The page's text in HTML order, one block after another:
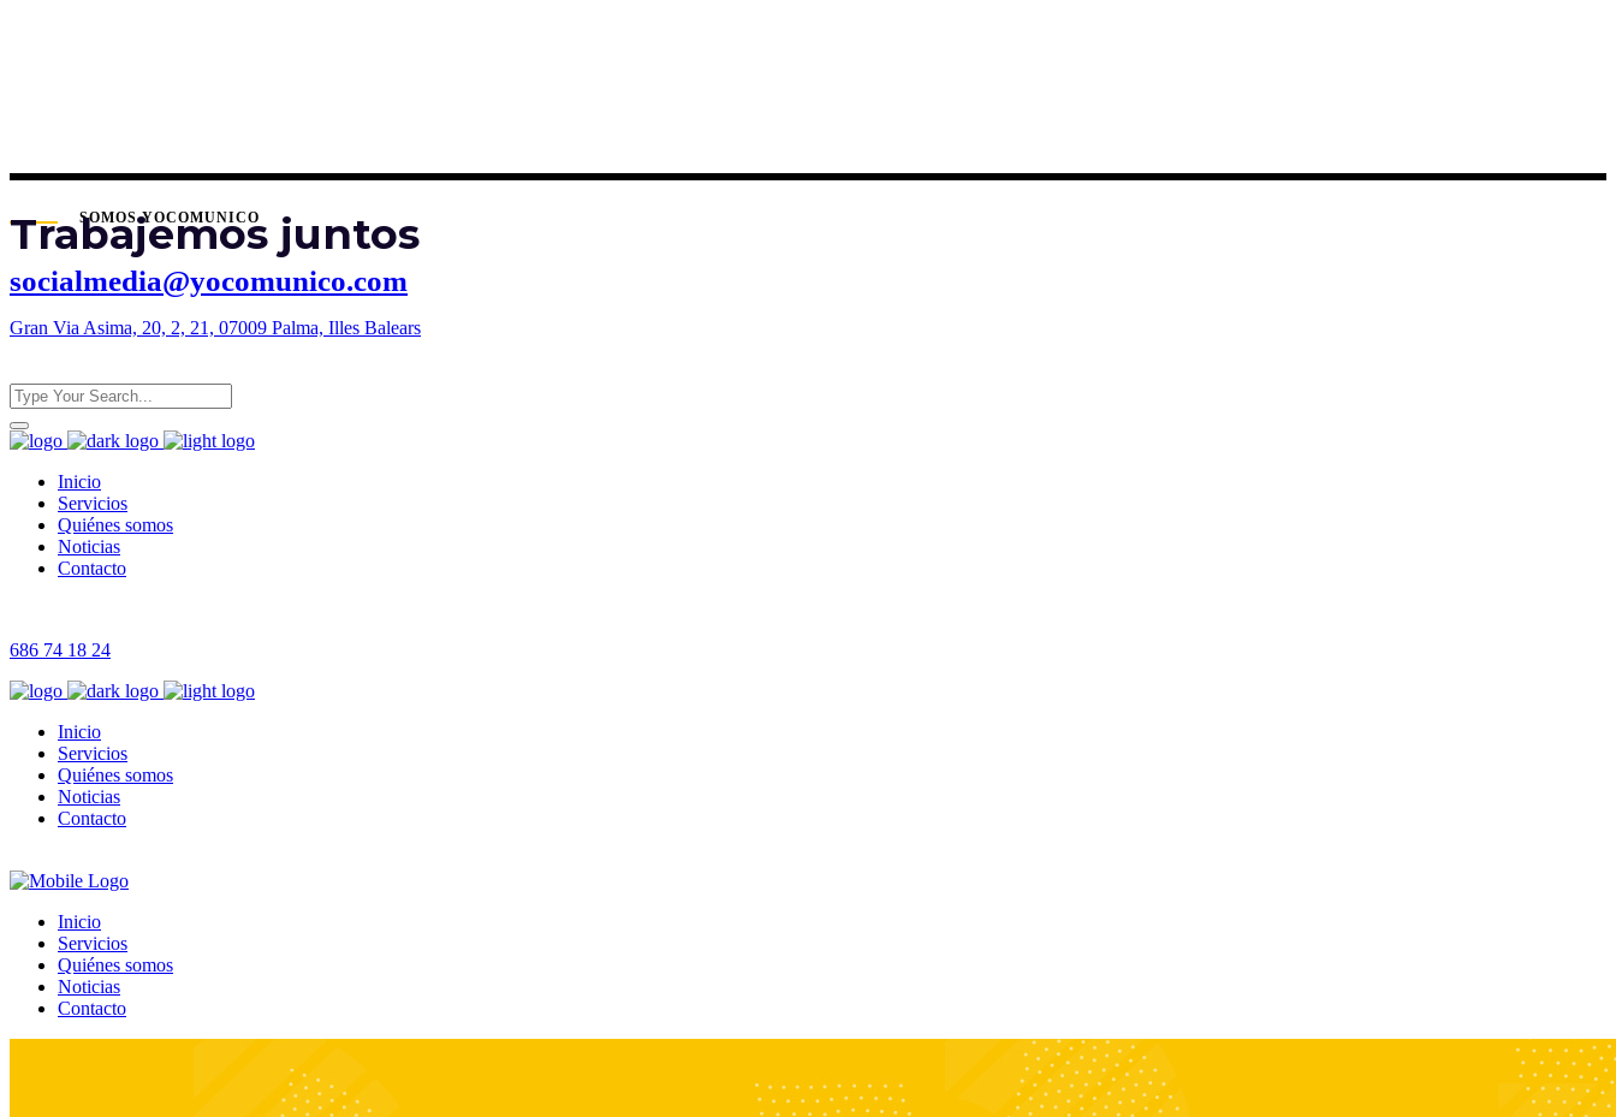
SOMOS YOCOMUNICO
Trabajemos juntos
socialmedia@yocomunico.com
Gran Via Asima, 20, 2, 21, 07009 Palma, Illes Balears
Inicio
Servicios
Quiénes somos
Noticias
Contacto
686 74 18 24
Inicio
Servicios
Quiénes somos
Noticias
Contacto
Inicio
Servicios
Quiénes somos
Noticias
Contacto